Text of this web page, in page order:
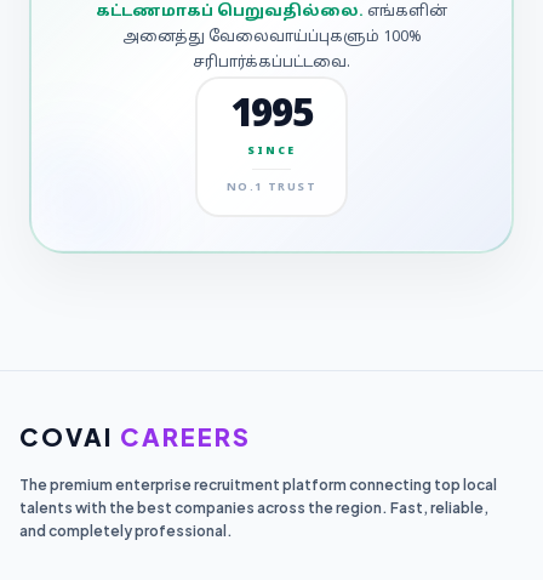
கட்டணமாகப் பெறுவதில்லை. எங்களின்
அனைத்து வேலைவாய்ப்புகளும் 100%
சரிபார்க்கப்பட்டவை.
1995
SINCE
NO.1 TRUST
COVAI CAREERS
The premium enterprise recruitment platform connecting top local
talents with the best companies across the region. Fast, reliable,
and completely professional.